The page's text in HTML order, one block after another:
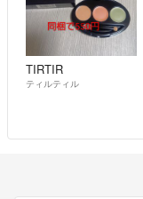
TIRTIR
ティルティル